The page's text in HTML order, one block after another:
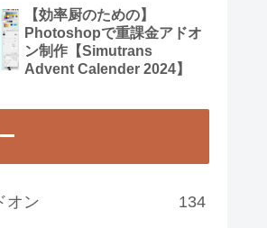
【効率厨のための】
Photoshopで重課金アドオ
ン制作【Simutrans
Advent Calender 2024】
オン 134